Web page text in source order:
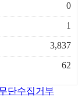
0
1
3,837
62
단수집거부